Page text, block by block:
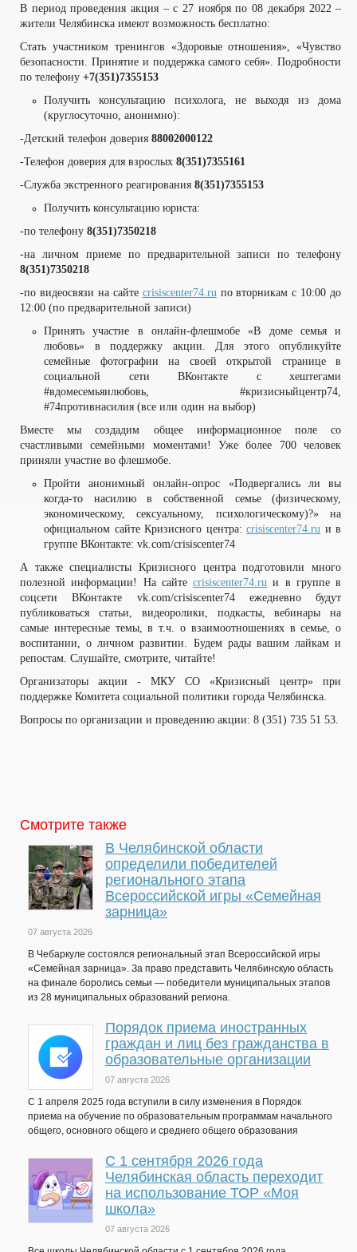
В период проведения акция – с 27 ноября по 08 декабря 2022 –
жители Челябинска имеют возможность бесплатно:
Стать участником тренингов «Здоровые отношения», «Чувство
безопасности. Принятие и поддержка самого себя». Подробности
по телефону +7(351)7355153
Получить консультацию психолога, не выходя из дома
(круглосуточно, анонимно):
-Детский телефон доверия 88002000122
-Телефон доверия для взрослых 8(351)7355161
-Служба экстренного реагирования 8(351)7355153
Получить консультацию юриста:
-по телефону 8(351)7350218
-на личном приеме по предварительной записи по телефону
8(351)7350218
-по видеосвязи на сайте crisiscenter74.ruпо вторникам с 10:00 до
12:00 (по предварительной записи)
Принять участие в онлайн-флешмобе «В доме семья и
любовь» в поддержку акции. Для этого опубликуйте
семейные фотографии на своей открытой странице в
социальной сети ВКонтакте с хештегами
#вдомесемьяилюбовь, #кризисныйцентр74,
#74противнасилия (все или один на выбор)
Вместе мы создадим общее информационное поле со
счастливыми семейными моментами! Уже более 700 человек
приняли участие во флешмобе.
Пройти анонимный онлайн-опрос «Подвергались ли вы
когда-то насилию в собственной семье (физическому,
экономическому, сексуальному, психологическому)?» на
официальном сайте Кризисного центра:crisiscenter74.ru и в
группе ВКонтакте: vk.com/crisiscenter74
А также специалисты Кризисного центра подготовили много
полезной информации! На сайтеcrisiscenter74.ru и в группе в
соцсети ВКонтакте vk.com/crisiscenter74 ежедневно будут
публиковаться статьи, видеоролики, подкасты, вебинары на
самые интересные темы, в т.ч. о взаимоотношениях в семье, о
воспитании, о личном развитии. Будем рады вашим лайкам и
репостам. Слушайте, смотрите, читайте!
Организаторы акции - МКУ СО «Кризисный центр» при
поддержке Комитета социальной политики города Челябинска.
Вопросы по организации и проведению акции: 8 (351) 735 51 53.
Смотрите также
В Челябинской области
определили победителей
регионального этапа
Всероссийской игры «Семейная
зарница»
07 августа 2026
В Чебаркуле состоялся региональный этап Всероссийской игры
«Семейная зарница». За право представить Челябинскую область
на финале боролись семьи — победители муниципальных этапов
из 28 муниципальных образований региона.
Порядок приема иностранных
граждан и лиц без гражданства в
образовательные организации
07 августа 2026
С 1 апреля 2025 года вступили в силу изменения в Порядок
приема на обучение по образовательным программам начального
общего, основного общего и среднего общего образования
С 1 сентября 2026 года
Челябинская область переходит
на использование ТОР «Моя
школа»
07 августа 2026